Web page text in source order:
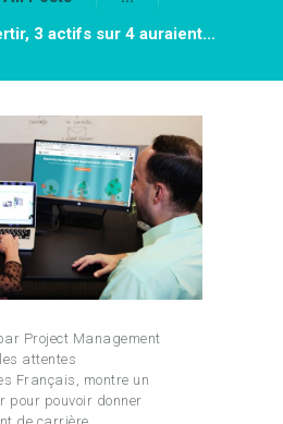
3 actifs sur 4 auraient...
Project Management
attentes
Français, montre un
pour pouvoir donner